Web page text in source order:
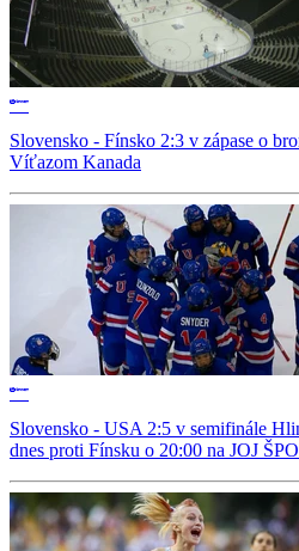
Slovensko - Fínsko 2:3 v zápase o
Víťazom Kanada
Slovensko - USA 2:5 v semifinále
dnes proti Fínsku o 20:00 na JOJ